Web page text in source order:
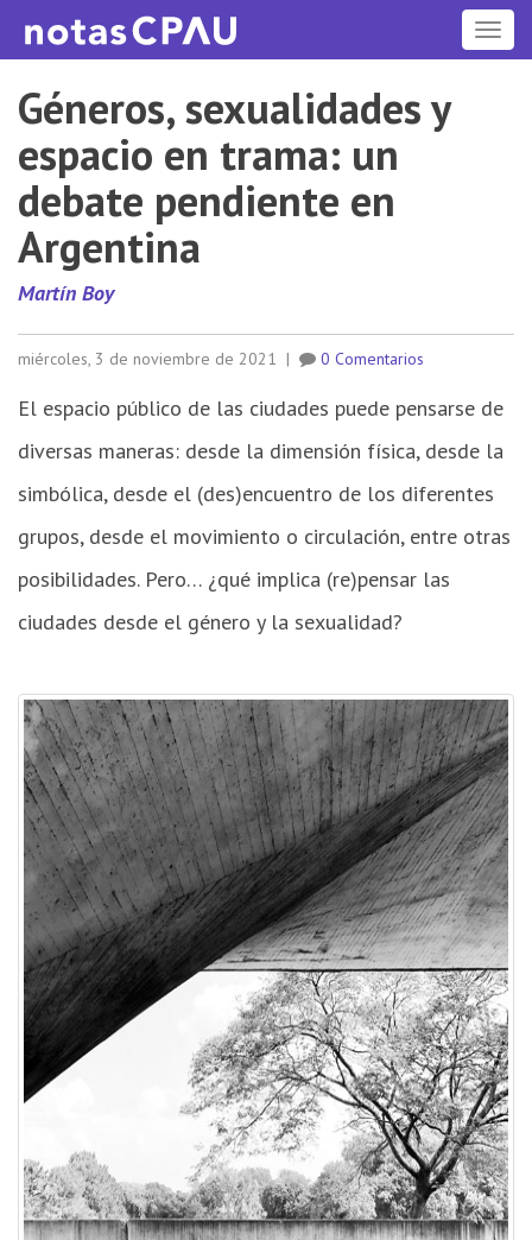
Géneros, sexualidades y
espacio en trama: un
debate pendiente en
Argentina
Martín Boy
miércoles, 3 de noviembre de 2021 | 0 Comentarios
El espacio público de las ciudades puede pensarse de
diversas maneras: desde la dimensión física, desde la
simbólica, desde el (des)encuentro de los diferentes
grupos, desde el movimiento o circulación, entre otras
posibilidades. Pero… ¿qué implica (re)pensar las
ciudades desde el género y la sexualidad?